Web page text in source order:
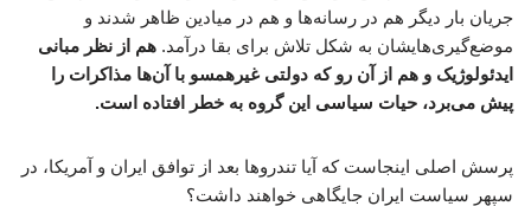
جریان بار دیگر هم در رسانه‌ها و هم در میادین ظاهر شدند و
موضع‌گیری‌هایشان به شکل تلاش برای بقا درآمد. هم از نظر مبانی
ایدئولوژیک و هم از آن رو که دولتی غیرهمسو با آن‌ها مذاکرات را
پیش می‌برد، حیات سیاسی این گروه به خطر افتاده است.
پرسش اصلی اینجاست که آیا تندروها بعد از توافق ایران و آمریکا، در
سپهر سیاست ایران جایگاهی خواهند داشت؟